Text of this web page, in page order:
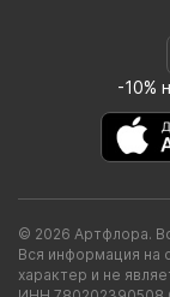
-10%
© 2026 Артфлора.
Вся информация на
характер и не